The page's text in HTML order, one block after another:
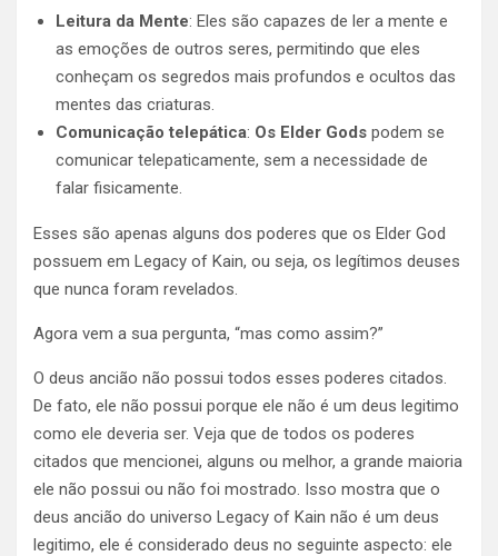
Leitura da Mente: Eles são capazes de ler a mente e
as emoções de outros seres, permitindo que eles
conheçam os segredos mais profundos e ocultos das
mentes das criaturas.
Comunicação telepática: Os Elder Gods podem se
comunicar telepaticamente, sem a necessidade de
falar fisicamente.
Esses são apenas alguns dos poderes que os Elder God
possuem em Legacy of Kain, ou seja, os legítimos deuses
que nunca foram revelados.
Agora vem a sua pergunta, “mas como assim?”
O deus ancião não possui todos esses poderes citados.
De fato, ele não possui porque ele não é um deus legitimo
como ele deveria ser. Veja que de todos os poderes
citados que mencionei, alguns ou melhor, a grande maioria
ele não possui ou não foi mostrado. Isso mostra que o
deus ancião do universo Legacy of Kain não é um deus
legitimo, ele é considerado deus no seguinte aspecto: ele